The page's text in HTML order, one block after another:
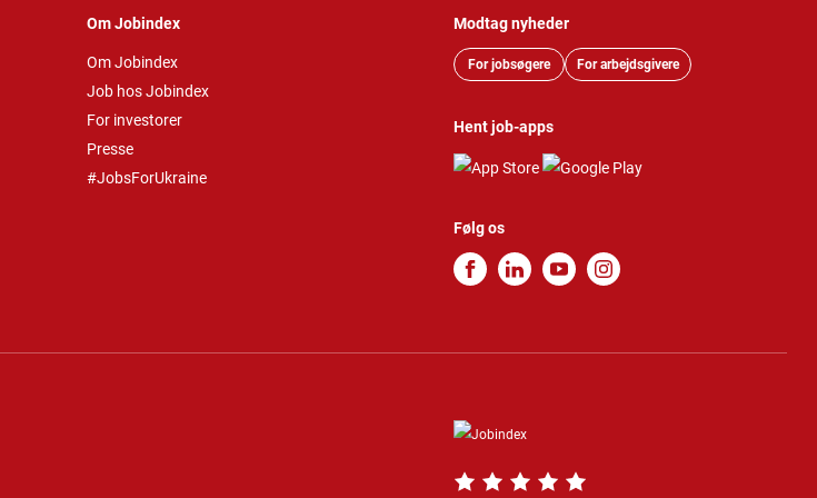
Om Jobindex
Om Jobindex
Job hos Jobindex
For investorer
Presse
#JobsForUkraine
Modtag nyheder
For jobsøgere For arbejdsgivere
Hent job-apps
Følg os